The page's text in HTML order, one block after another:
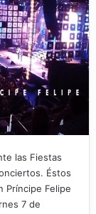
las Fiestas
Éstos
Príncipe Felipe
7 de